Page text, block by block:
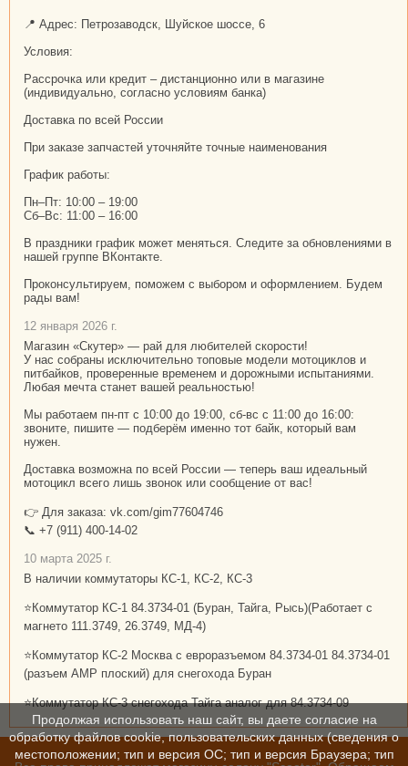
📍 Адрес: Петрозаводск, Шуйское шоссе, 6
Условия:
Рассрочка или кредит – дистанционно или в магазине
(индивидуально, согласно условиям банка)
Доставка по всей России
При заказе запчастей уточняйте точные наименования
График работы:
Пн–Пт: 10:00 – 19:00
Сб–Вс: 11:00 – 16:00
В праздники график может меняться. Следите за обновлениями в
нашей группе ВКонтакте.
Проконсультируем, поможем с выбором и оформлением. Будем
рады вам!
12 января 2026 г.
Магазин «Скутер» — рай для любителей скорости!
У нас собраны исключительно топовые модели мотоциклов и
питбайков, проверенные временем и дорожными испытаниями.
Любая мечта станет вашей реальностью!
Мы работаем пн-пт с 10:00 до 19:00, сб-вс с 11:00 до 16:00:
звоните, пишите — подберём именно тот байк, который вам
нужен.
Доставка возможна по всей России — теперь ваш идеальный
мотоцикл всего лишь звонок или сообщение от вас!
👉 Для заказа: vk.com/gim77604746
📞 +7 (911) 400-14-02
10 марта 2025 г.
В наличии коммутаторы КС-1, КС-2, КС-3
⭐Коммутатор КС-1 84.3734-01 (Буран, Тайга, Рысь)(Работает с
магнето 111.3749, 26.3749, МД-4)
⭐Коммутатор КС-2 Москва с евроразъемом 84.3734-01 84.3734-01
(разъем АМР плоский) для снегохода Буран
⭐Коммутатор КС-3 снегохода Тайга аналог для 84.3734-09
Продолжая использовать наш сайт, вы даете согласие на
обработку файлов cookie, пользовательских данных (сведения о
местоположении; тип и версия ОС; тип и версия Браузера; тип